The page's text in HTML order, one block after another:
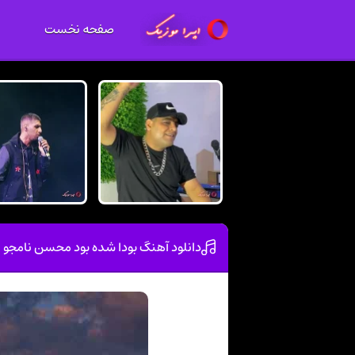
صفحه نخست
دانلود آهنگ بودا شده بود محسن نامجو